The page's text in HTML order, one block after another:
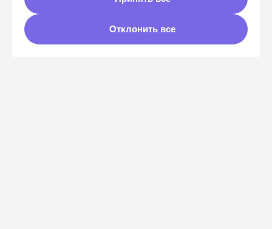
Отклонить все
⭐️ Увидимся на
by
Click!